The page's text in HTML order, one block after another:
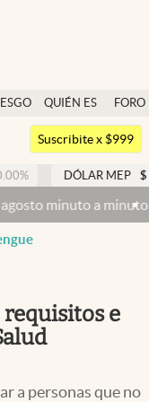
QUIÉN ES
QUIÉN
FORO
Argentina
México
Suscribite x $999
MEP $ 1526,03
a minutoDólar hoy y
requisitos e
a personas que no